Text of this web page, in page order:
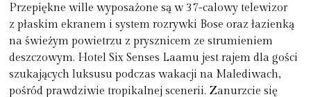
Przepiękne wille wyposażone są w 37-calowy telewizor
z płaskim ekranem i system rozrywki Bose oraz łazienką
na świeżym powietrzu z prysznicem ze strumieniem
deszczowym. Hotel Six Senses Laamu jest rajem dla gości
szukających luksusu podczas wakacji na Malediwach,
pośród prawdziwie tropikalnej scenerii. Zanurzcie się